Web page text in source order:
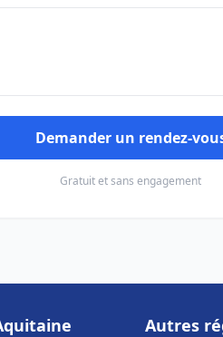
Demander un rendez-
Gratuit et sans engagement
Autres